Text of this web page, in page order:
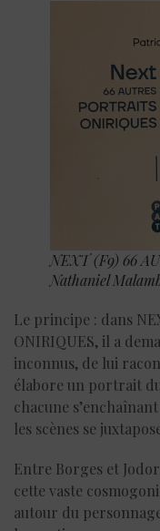
NEXT (F9) 66
Nathaniel
Le principe : dans
ONIRIQUES, il a
inconnus, de lui
élabore un portrait
chacune
les scènes se
Entre Borges et
cette vaste
autour du